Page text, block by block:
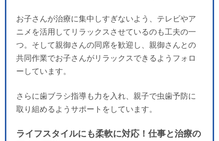
お子さんが治療に集中しすぎないよう、テレビやア
ニメを活用してリラックスさせているのも工夫の一
つ。そして親御さんの同席を歓迎し、親御さんとの
共同作業でお子さんがリラックスできるようフォロ
ーしています。
さらに歯ブラシ指導も力を入れ、親子で虫歯予防に
取り組めるようサポートをしています。
ライフスタイルにも柔軟に対応！仕事と治療の